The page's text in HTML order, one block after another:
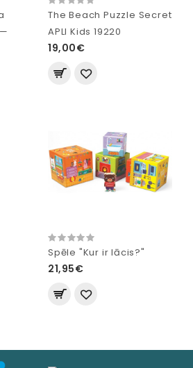
The Beach Puzzle Secret
APLI Kids 19220
19,00€
Spēle "Kur ir lācis?"
21,95€